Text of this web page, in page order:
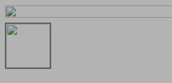
2º cafeteira